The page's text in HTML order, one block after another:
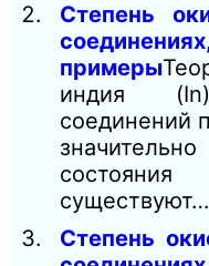
Степень
примеры
индия
соединений
существуют…
Степень